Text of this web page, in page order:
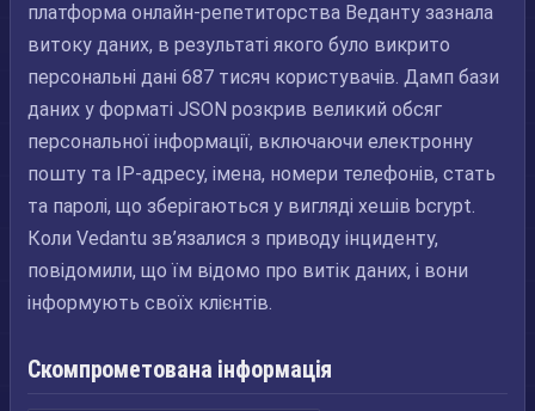
платформа онлайн-репетиторства Веданту зазнала
витоку даних, в результаті якого було викрито
персональні дані 687 тисяч користувачів. Дамп бази
даних у форматі JSON розкрив великий обсяг
персональної інформації, включаючи електронну
пошту та IP-адресу, імена, номери телефонів, стать
та паролі, що зберігаються у вигляді хешів bcrypt.
Коли Vedantu зв’язалися з приводу інциденту,
повідомили, що їм відомо про витік даних, і вони
інформують своїх клієнтів.
Скомпрометована інформація